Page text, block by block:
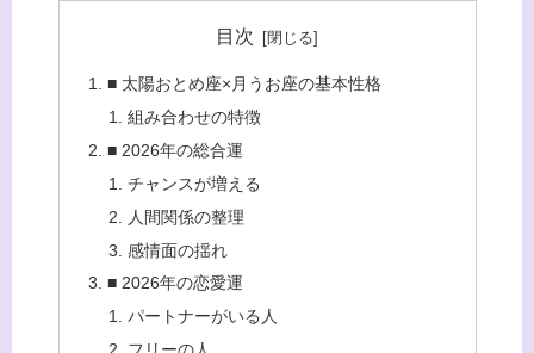
目次
■ 太陽おとめ座×月うお座の基本性格
組み合わせの特徴
■ 2026年の総合運
チャンスが増える
人間関係の整理
感情面の揺れ
■ 2026年の恋愛運
パートナーがいる人